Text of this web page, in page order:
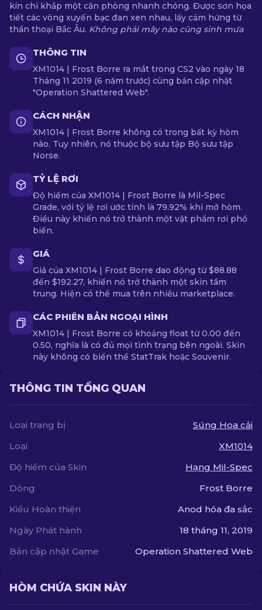
kín chì khắp một căn phòng nhanh chóng. Được sơn họa
tiết các vòng xuyến bạc đan xen nhau, lấy cảm hứng từ
thần thoại Bắc Âu. Không phải mây nào cũng sinh mưa
THÔNG TIN
XM1014 | Frost Borre ra mắt trong CS2 vào ngày 18
Tháng 11 2019 (6 năm trước) cùng bản cập nhật
"Operation Shattered Web".
CÁCH NHẬN
XM1014 | Frost Borre không có trong bất kỳ hòm
nào. Tuy nhiên, nó thuộc bộ sưu tập Bộ sưu tập
Norse.
TỶ LỆ RƠI
Độ hiếm của XM1014 | Frost Borre là Mil-Spec
Grade, với tỷ lệ rơi ước tính là 79.92% khi mở hòm.
Điều này khiến nó trở thành một vật phẩm rơi phổ
biến.
GIÁ
Giá của XM1014 | Frost Borre dao động từ $88.88
đến $192.27, khiến nó trở thành một skin tầm
trung. Hiện có thể mua trên nhiều marketplace.
CÁC PHIÊN BẢN NGOẠI HÌNH
XM1014 | Frost Borre có khoảng float từ 0.00 đến
0.50, nghĩa là có đủ mọi tình trạng bên ngoài. Skin
này không có biến thể StatTrak hoặc Souvenir.
THÔNG TIN TỔNG QUAN
Loại trang bị
Súng Hoa cải
Loại
XM1014
Độ hiếm của Skin
Hạng Mil-Spec
Dòng
Frost Borre
Kiểu Hoàn thiện
Anod hóa đa sắc
Ngày Phát hành
18 tháng 11, 2019
Bản cập nhật Game
Operation Shattered Web
HÒM CHỨA SKIN NÀY